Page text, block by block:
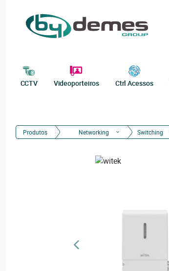
CCTV Videoporteiros Ctrl Acessos
Produtos Networking Switching